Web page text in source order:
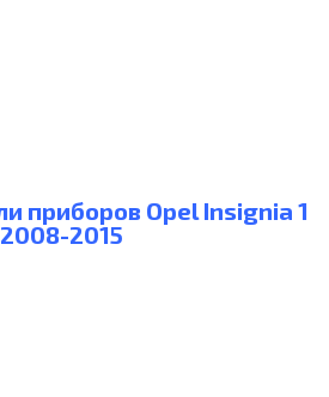
приборов Opel Insignia 1
2008-2015